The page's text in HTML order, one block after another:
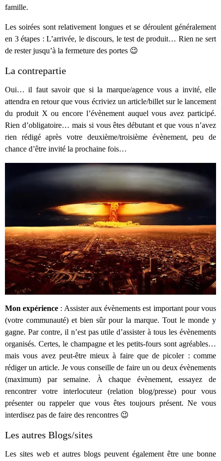
famille.
Les soirées sont relativement longues et se déroulent généralement
en 3 étapes : L’arrivée, le discours, le test de produit… Rien ne sert
de rester jusqu’à la fermeture des portes 😉
La contrepartie
Oui… il faut savoir que si la marque/agence vous a invité, elle
attendra en retour que vous écriviez un article/billet sur le lancement
du produit X ou encore l’évènement auquel vous avez participé.
Rien d’obligatoire… mais si vous êtes débutant et que vous n’avez
rien rédigé après votre deuxième/troisième évènement, peu de
chance d’être invité la prochaine fois…
Mon expérience : Assister aux évènements est important pour vous
(votre communauté) et bien sûr pour la marque. Tout le monde y
gagne. Par contre, il n’est pas utile d’assister à tous les évènements
organisés. Certes, le champagne et les petits-fours sont agréables…
mais vous avez peut-être mieux à faire que de picoler : comme
rédiger un article. Je vous conseille de faire un ou deux évènements
(maximum) par semaine. À chaque évènement, essayez de
rencontrer votre interlocuteur (relation blog/presse) pour vous
présenter ou rappeler que vous êtes toujours présent. Ne vous
interdisez pas de faire des rencontres 😉
Les autres Blogs/sites
Les sites web et autres blogs peuvent également être une bonne